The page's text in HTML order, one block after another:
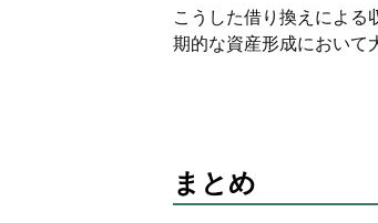
こうした借り換えによる
期的な資産形成において
まとめ